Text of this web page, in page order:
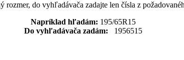
do vyhľadávača zadajte len čísla z
Napríklad hľadám: 195/65R15
Do vyhľadávača zadám: 1956515